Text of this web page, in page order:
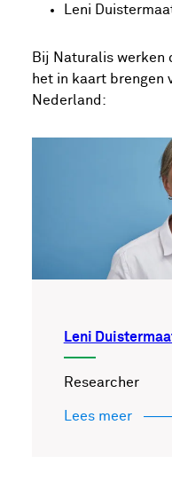
Leni
Bij Naturalis werken
het in kaart brengen
Nederland:
Leni
Researcher
Lees meer